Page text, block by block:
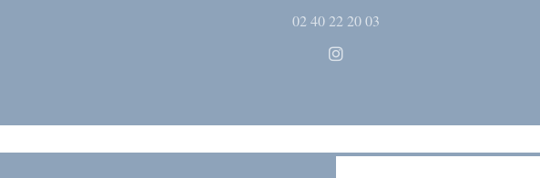
02 40 22 20 03
Instagram ((opent in een nieuw